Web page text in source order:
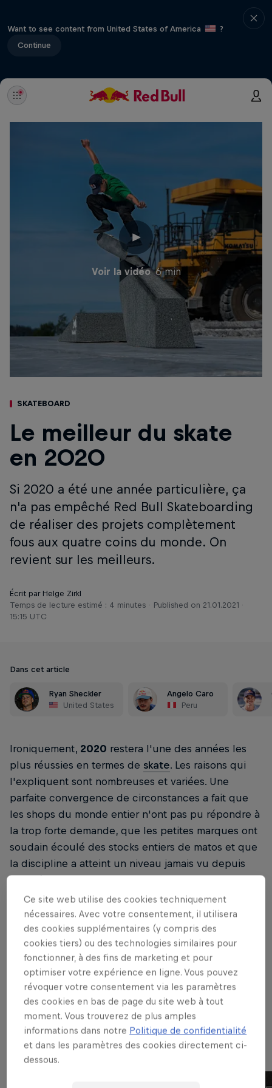
Want to see content from United States of America
?
Continue
Voir la vidéo 6 min
SKATEBOARD
Le meilleur du skate
en 2020
Si 2020 a été une année particulière, ça
n'a pas empêché Red Bull Skateboarding
de réaliser des projets complètement
fous aux quatre coins du monde. On
revient sur les meilleurs.
Écrit par Helge Zirkl
Temps de lecture estimé : 4 minutes
Published on 21.01.2021 ·
15:15 UTC
Dans cet article
Ryan Sheckler
United States
Angelo Caro
Peru
Ironiquement, 2020 restera l'une des années les
plus réussies en termes de skate. Les raisons qui
l'expliquent sont nombreuses et variées. Une
parfaite convergence de circonstances a fait que
les shops du monde entier n'ont pas pu répondre à
la trop forte demande, que les petites marques ont
soudain écoulé des stocks entiers de matos et que
la discipline a atteint un niveau jamais vu depuis
des décennies.
En janvier dernier, au lendemain de la réunion de
planification de l'année 2020 de Red Bull
Skateboarding , la Une d'un journal parlait d'une
ville chinoise confinée. À l'époque, personne
n'aurait pu prévoir que les douze mois à venir
allaient se dérouler de cette manière. Mais avec
autant de projets prévus aux quatre coins du
monde, la course était alors lancée pour les réaliser
- en toute sécurité - dans leur intégralité.
Ce site web utilise des cookies techniquement
nécessaires. Avec votre consentement, il utilisera
des cookies supplémentaires (y compris des
cookies tiers) ou des technologies similaires pour
fonctionner, à des fins de marketing et pour
optimiser votre expérience en ligne. Vous pouvez
révoquer votre consentement via les paramètres
des cookies en bas de page du site web à tout
moment. Vous trouverez de plus amples
informations dans notre Politique de confidentialité
et dans les paramètres des cookies directement ci-
dessous.